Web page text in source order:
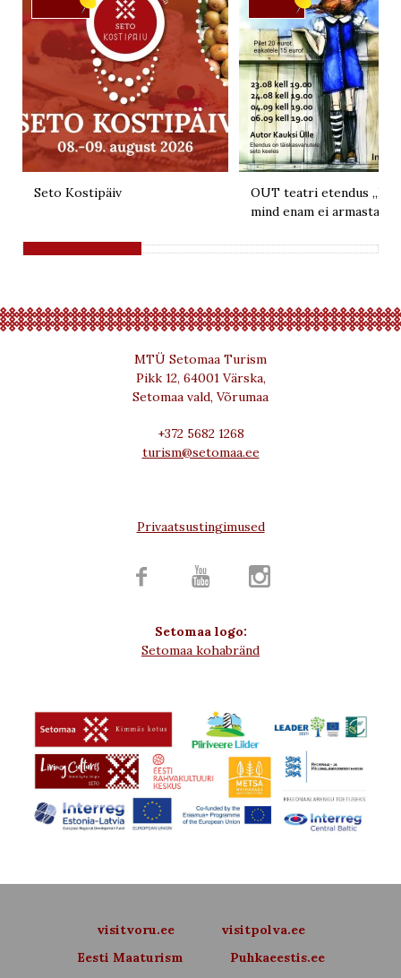
Seto Kostipäiv
OUT teatri etendus „Kui
mind enam ei armasta“
MTÜ Setomaa Turism
Pikk 12, 64001 Värska,
Setomaa vald, Võrumaa
+372 5682 1268
turism@setomaa.ee
Privaatsustingimused
  
Setomaa logo:
Setomaa kohabränd
visitvoru.ee
visitpolva.ee
Eesti Maaturism
Puhkaeestis.ee